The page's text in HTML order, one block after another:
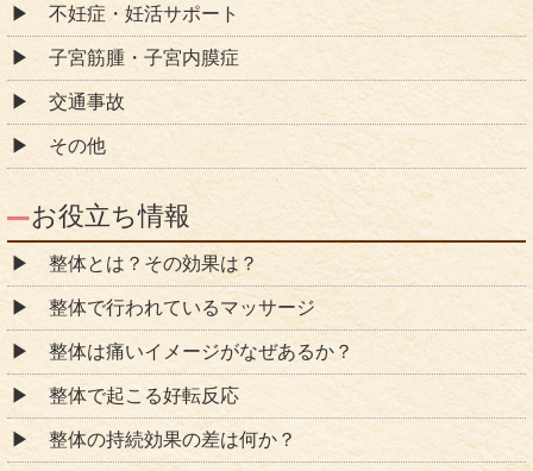
不妊症・妊活サポート
子宮筋腫・子宮内膜症
交通事故
その他
お役立ち情報
整体とは？その効果は？
整体で行われているマッサージ
整体は痛いイメージがなぜあるか？
整体で起こる好転反応
整体の持続効果の差は何か？